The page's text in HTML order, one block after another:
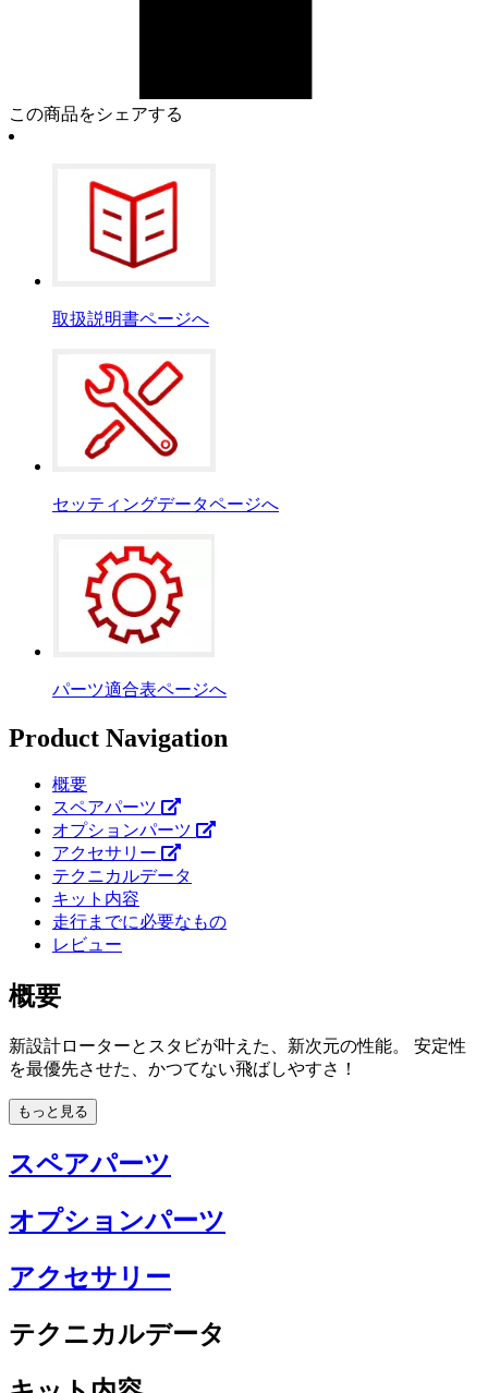
この商品をシェアする
取扱説明書ページへ
セッティングデータページへ
パーツ適合表ページへ
Product Navigation
概要
スペアパーツ
オプションパーツ
アクセサリー
テクニカルデータ
キット内容
走行までに必要なもの
レビュー
概要
新設計ローターとスタビが叶えた、新次元の性能。 安定性
を最優先させた、かつてない飛ばしやすさ！
もっと見る
スペアパーツ
オプションパーツ
アクセサリー
テクニカルデータ